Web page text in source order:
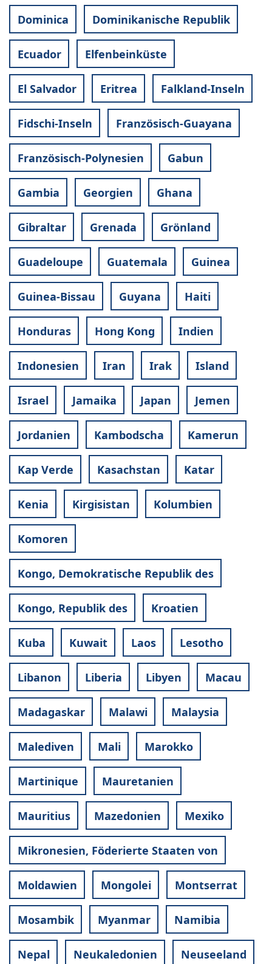
Dominica Dominikanische Republik
Ecuador Elfenbeinküste
El Salvador Eritrea Falkland-Inseln
Fidschi-Inseln Französisch-Guayana
Französisch-Polynesien Gabun
Gambia Georgien Ghana
Gibraltar Grenada Grönland
Guadeloupe Guatemala Guinea
Guinea-Bissau Guyana Haiti
Honduras Hong Kong Indien
Indonesien Iran Irak Island
Israel Jamaika Japan Jemen
Jordanien Kambodscha Kamerun
Kap Verde Kasachstan Katar
Kenia Kirgisistan Kolumbien
Komoren
Kongo, Demokratische Republik des
Kongo, Republik des Kroatien
Kuba Kuwait Laos Lesotho
Libanon Liberia Libyen Macau
Madagaskar Malawi Malaysia
Malediven Mali Marokko
Martinique Mauretanien
Mauritius Mazedonien Mexiko
Mikronesien, Föderierte Staaten von
Moldawien Mongolei Montserrat
Mosambik Myanmar Namibia
Nepal Neukaledonien Neuseeland